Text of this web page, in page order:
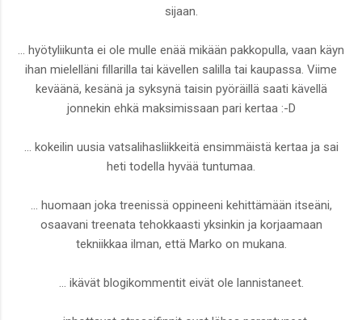
sijaan.
... hyötyliikunta ei ole mulle enää mikään pakkopulla, vaan käyn
ihan mielelläni fillarilla tai kävellen salilla tai kaupassa. Viime
keväänä, kesänä ja syksynä taisin pyöräillä saati kävellä
jonnekin ehkä maksimissaan pari kertaa :-D
... kokeilin uusia vatsalihasliikkeitä ensimmäistä kertaa ja sai
heti todella hyvää tuntumaa.
... huomaan joka treenissä oppineeni kehittämään itseäni,
osaavani treenata tehokkaasti yksinkin ja korjaamaan
tekniikkaa ilman, että Marko on mukana.
... ikävät blogikommentit eivät ole lannistaneet.